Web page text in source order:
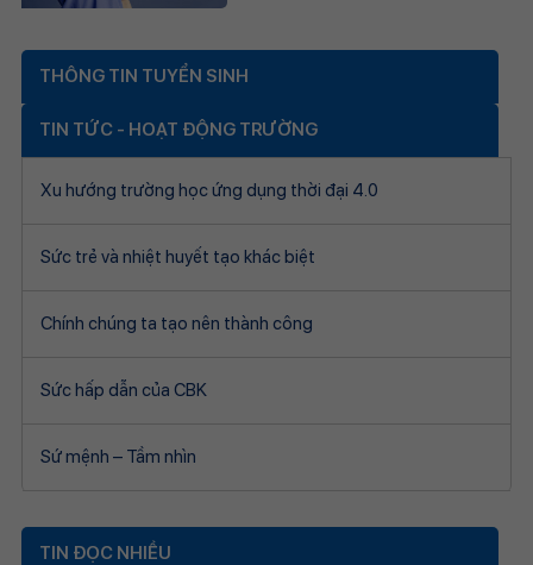
THÔNG TIN TUYỂN SINH
TIN TỨC - HOẠT ĐỘNG TRƯỜNG
Xu hướng trường học ứng dụng thời đại 4.0
Sức trẻ và nhiệt huyết tạo khác biệt
Chính chúng ta tạo nên thành công
Sức hấp dẫn của CBK
Sứ mệnh – Tầm nhìn
TIN ĐỌC NHIỀU